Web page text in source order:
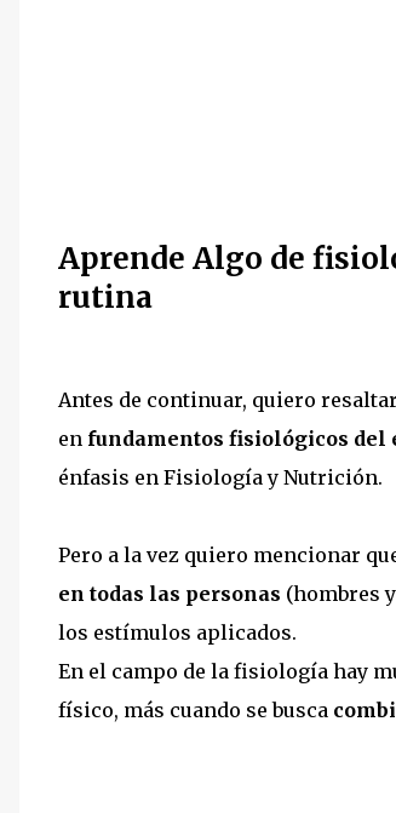
Aprende Algo de
rutina
Antes de continuar, quiero
en fundamentos fisiológicos del
énfasis en Fisiología y Nutrición.
Pero a la vez quiero mencionar
en todas las personas (hombres
los estímulos aplicados.
En el campo de la fisiología hay
físico, más cuando se busca